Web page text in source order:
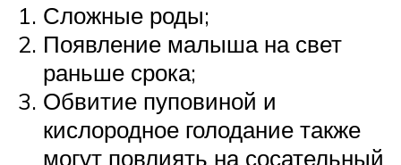
Сложные роды;
Появление малыша на свет
раньше срока;
Обвитие пуповиной и
кислородное голодание также
могут повлиять на сосательный